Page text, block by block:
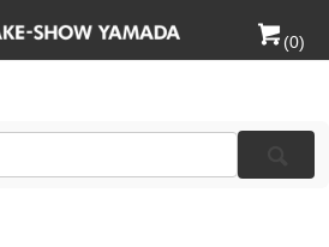
(0)